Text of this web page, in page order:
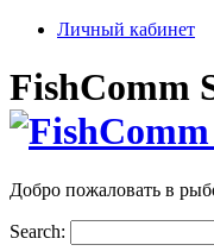
Личный кабинет
FishComm
Добро пожаловать в
Search: